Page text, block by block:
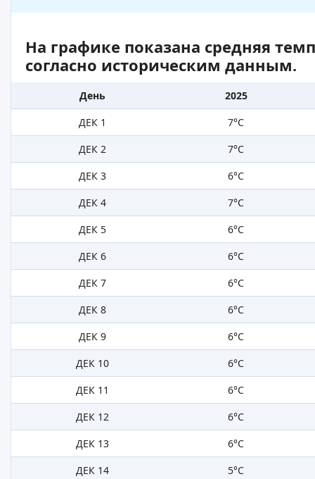
На графике показана средняя
согласно историческим данным.
День
2025
ДЕК 1
7°C
ДЕК 2
7°C
ДЕК 3
6°C
ДЕК 4
7°C
ДЕК 5
6°C
ДЕК 6
6°C
ДЕК 7
6°C
ДЕК 8
6°C
ДЕК 9
6°C
ДЕК 10
6°C
ДЕК 11
6°C
ДЕК 12
6°C
ДЕК 13
6°C
ДЕК 14
5°C